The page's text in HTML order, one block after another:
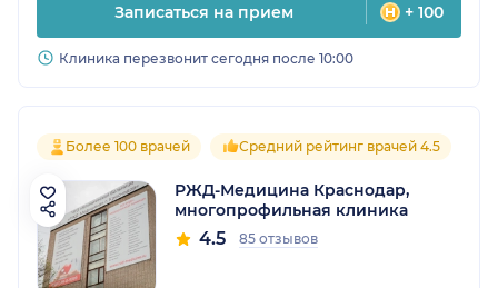
Записаться на прием + 100
Клиника перезвонит сегодня после 10:00
Более 100 врачей Средний рейтинг врачей 4.5
РЖД-Медицина Краснодар,
многопрофильная клиника
4.5 85 отзывов